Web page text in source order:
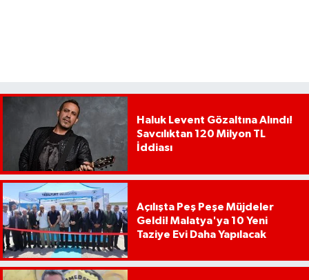
Haluk Levent Gözaltına Alındı!
Savcılıktan 120 Milyon TL
İddiası
Açılışta Peş Peşe Müjdeler
Geldi! Malatya'ya 10 Yeni
Taziye Evi Daha Yapılacak